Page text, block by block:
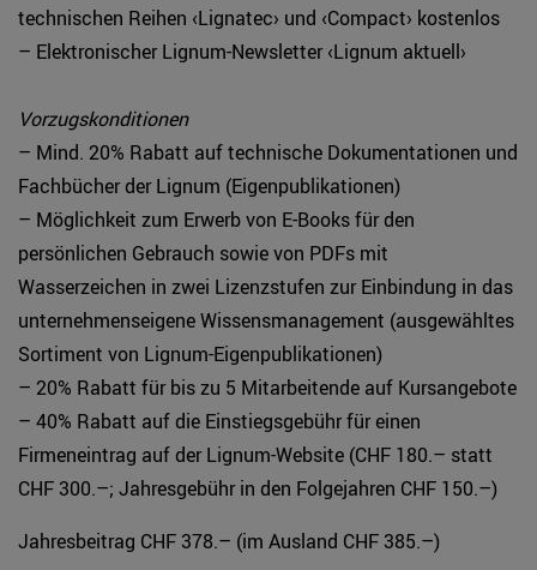
technischen Reihen ‹Lignatec› und ‹Compact› kostenlos
– Elektronischer Lignum-Newsletter ‹Lignum aktuell›
Vorzugskonditionen
– Mind. 20% Rabatt auf technische Dokumentationen und
Fachbücher der Lignum (Eigenpublikationen)
– Möglichkeit zum Erwerb von E-Books für den
persönlichen Gebrauch sowie von PDFs mit
Wasserzeichen in zwei Lizenzstufen zur Einbindung in das
unternehmenseigene Wissensmanagement (ausgewähltes
Sortiment von Lignum-Eigenpublikationen)
– 20% Rabatt für bis zu 5 Mitarbeitende auf Kursangebote
– 40% Rabatt auf die Einstiegsgebühr für einen
Firmeneintrag auf der Lignum-Website (CHF 180.– statt
CHF 300.–; Jahresgebühr in den Folgejahren CHF 150.–)
Jahresbeitrag CHF 378.– (im Ausland CHF 385.–)